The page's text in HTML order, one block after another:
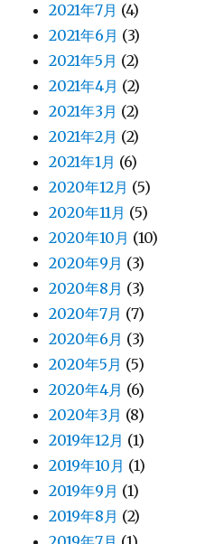
2021年7月 (4)
2021年6月 (3)
2021年5月 (2)
2021年4月 (2)
2021年3月 (2)
2021年2月 (2)
2021年1月 (6)
2020年12月 (5)
2020年11月 (5)
2020年10月 (10)
2020年9月 (3)
2020年8月 (3)
2020年7月 (7)
2020年6月 (3)
2020年5月 (5)
2020年4月 (6)
2020年3月 (8)
2019年12月 (1)
2019年10月 (1)
2019年9月 (1)
2019年8月 (2)